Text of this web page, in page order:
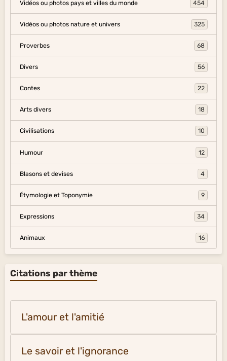
Vidéos ou photos pays et villes du monde 454
Vidéos ou photos nature et univers 325
Proverbes 68
Divers 56
Contes 22
Arts divers 18
Civilisations 10
Humour 12
Blasons et devises 4
Étymologie et Toponymie 9
Expressions 34
Animaux 16
Citations par thème
L'amour et l'amitié
Le savoir et l'ignorance